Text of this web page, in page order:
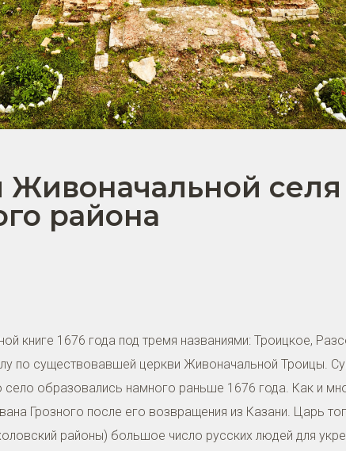
района
книге 1676 года под тремя названиями: Троицкое,
по существовавшей церкви Живоначальной Троицы.
образовались намного раньше 1676 года. Как и
Грозного после его возвращения из Казани. Царь
районы) большое число русских людей для